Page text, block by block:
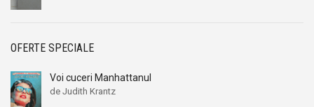
Jacqueline Susann
James Clavell
James Mitchell
Jacqueline Susann
James Clavell
James Mitchell
OFERTE SPECIALE
Voi cuceri Manhattanul
de Judith Krantz